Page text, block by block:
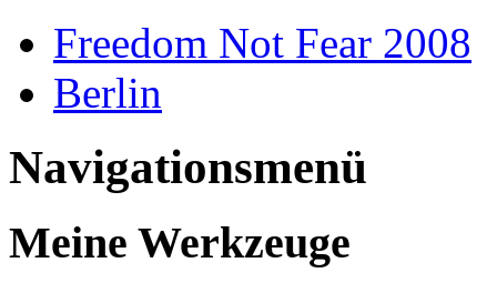
Freedom Not Fear 2008
Berlin
Navigationsmenü
Meine Werkzeuge